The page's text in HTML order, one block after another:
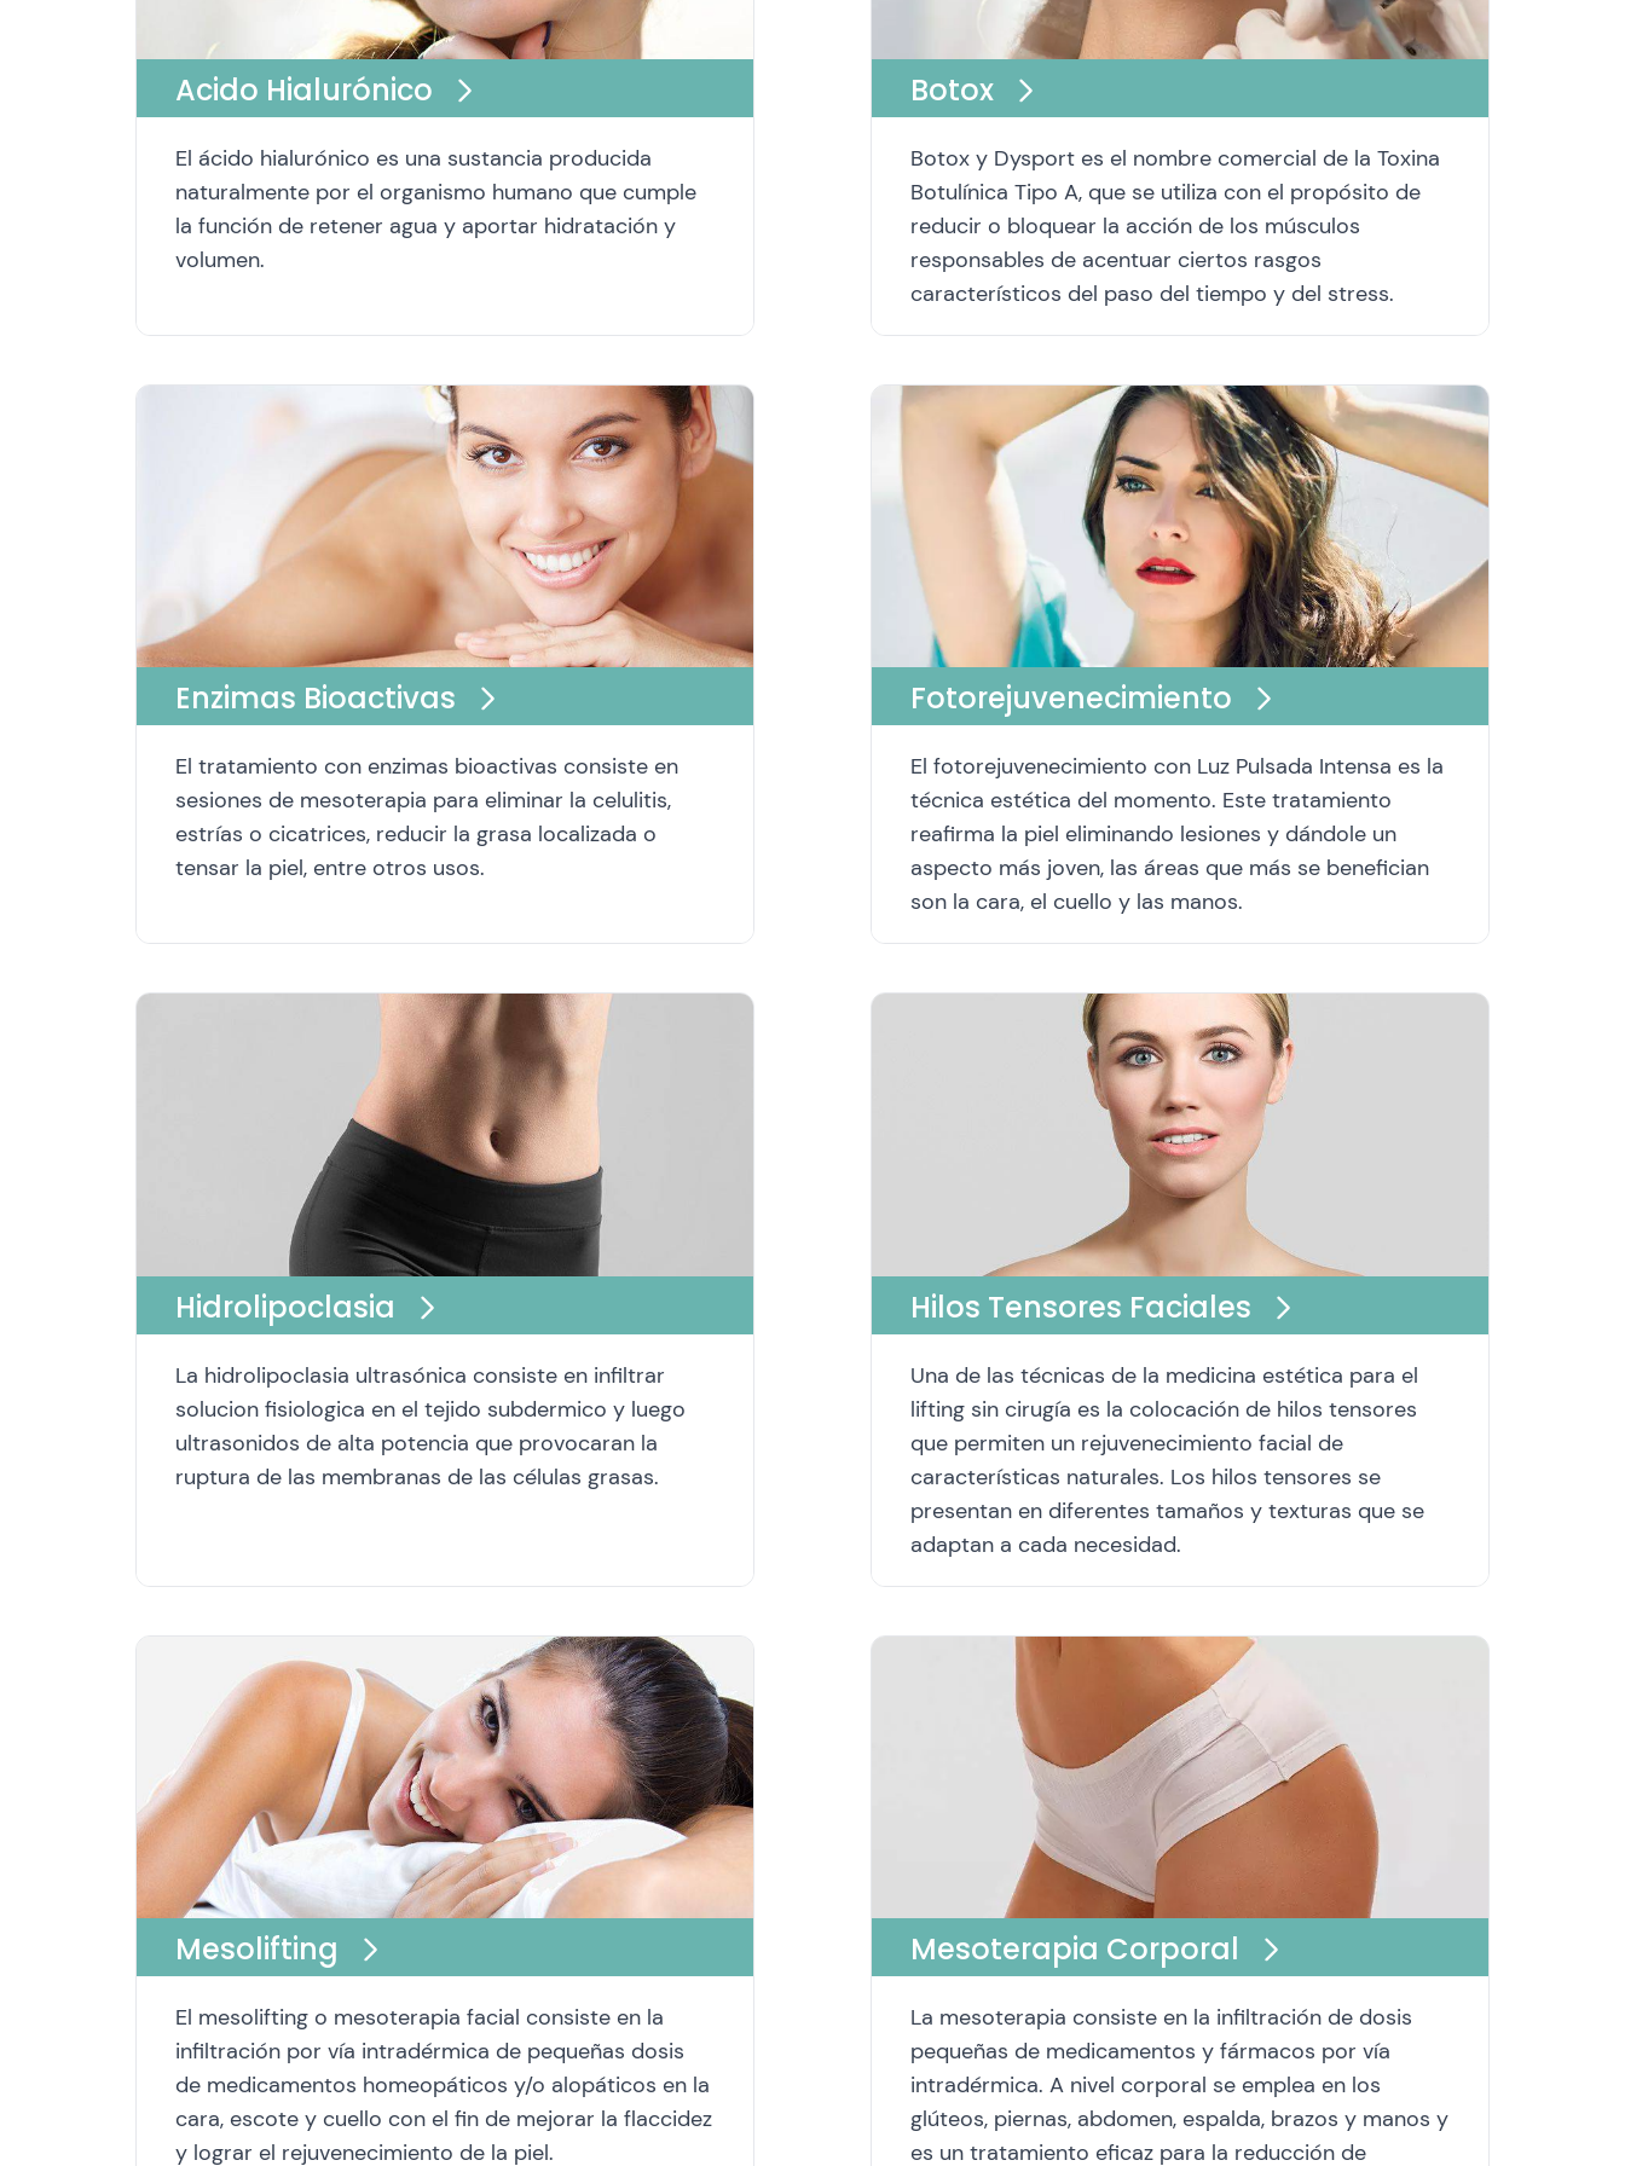
Acido Hialurónico
El ácido hialurónico es una sustancia producida
naturalmente por el organismo humano que cumple
la función de retener agua y aportar hidratación y
volumen.
Botox
Botox y Dysport es el nombre comercial de la Toxina
Botulínica Tipo A, que se utiliza con el propósito de
reducir o bloquear la acción de los músculos
responsables de acentuar ciertos rasgos
característicos del paso del tiempo y del stress.
Enzimas Bioactivas
El tratamiento con enzimas bioactivas consiste en
sesiones de mesoterapia para eliminar la celulitis,
estrías o cicatrices, reducir la grasa localizada o
tensar la piel, entre otros usos.
Fotorejuvenecimiento
El fotorejuvenecimiento ‪con Luz Pulsada Intensa‬ es la
técnica estética del momento. Este tratamiento
reafirma la piel eliminando lesiones y dándole un
aspecto más joven, las áreas que más se benefician
son la cara, el cuello y las manos.
Hidrolipoclasia
La hidrolipoclasia ultrasónica consiste en infiltrar
solucion fisiologica en el tejido subdermico y luego
ultrasonidos de alta potencia que provocaran la
ruptura de las membranas de las células grasas.
Hilos Tensores Faciales
Una de las técnicas de la medicina estética para el
lifting sin cirugía es la colocación de hilos tensores
que permiten un rejuvenecimiento facial de
características naturales. Los hilos tensores se
presentan en diferentes tamaños y texturas que se
adaptan a cada necesidad.
Mesolifting
El mesolifting o mesoterapia facial consiste en la
infiltración por vía intradérmica de pequeñas dosis
de medicamentos homeopáticos y/o alopáticos en la
cara, escote y cuello con el fin de mejorar la flaccidez
y lograr el rejuvenecimiento de la piel.
Mesoterapia Corporal
La mesoterapia consiste en la infiltración de dosis
pequeñas de medicamentos y fármacos por vía
intradérmica. A nivel corporal se emplea en los
glúteos, piernas, abdomen, espalda, brazos y manos y
es un tratamiento eficaz para la reducción de